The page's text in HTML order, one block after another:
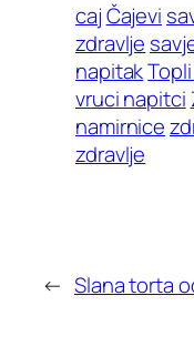
cajČajevi
zdravlje
napitak
vruci napitci
namirnice
zdravlje
← Slana torta